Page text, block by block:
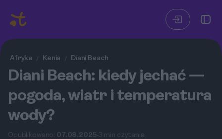
Afryka / Kenia / Diani Beach
Diani Beach: kiedy jechać —
pogoda, wiatr i temperatura
wody?
Opublikowano: 07.08.2025 3 min czytania